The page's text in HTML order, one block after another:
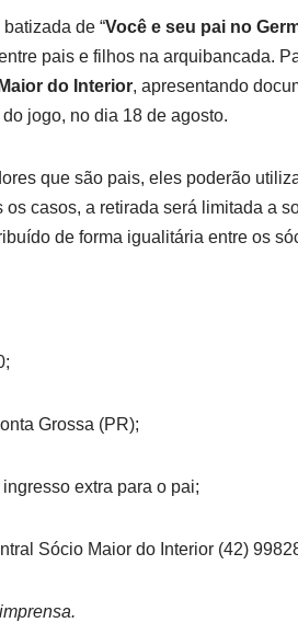
de “Você e seu pai no
pais e filhos na arquibancada.
do Interior, apresentando
jogo, no dia 18 de agosto.
que são pais, eles poderão
casos, a retirada será limitada a
de forma igualitária entre os
Grossa (PR);
extra para o pai;
Sócio Maior do Interior (42)